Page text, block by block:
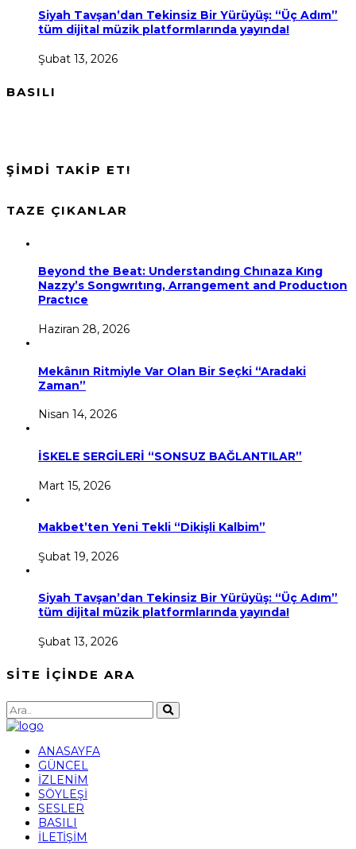
Siyah Tavşan’dan Tekinsiz Bir Yürüyüş: “Üç Adım”
tüm dijital müzik platformlarında yayında!
Şubat 13, 2026
BASILI
ŞİMDİ TAKİP ET!
TAZE ÇIKANLAR
Beyond the Beat: Understandıng Chınaza Kıng
Nazzy’s Songwrıtıng, Arrangement and Productıon
Practıce
Haziran 28, 2026
Mekânın Ritmiyle Var Olan Bir Seçki “Aradaki
Zaman”
Nisan 14, 2026
İSKELE SERGİLERİ “SONSUZ BAĞLANTILAR”
Mart 15, 2026
Makbet’ten Yeni Tekli “Dikişli Kalbim”
Şubat 19, 2026
Siyah Tavşan’dan Tekinsiz Bir Yürüyüş: “Üç Adım”
tüm dijital müzik platformlarında yayında!
Şubat 13, 2026
SİTE İÇİNDE ARA
ANASAYFA
GÜNCEL
İZLENİM
SÖYLEŞİ
SESLER
BASILI
İLETİŞİM